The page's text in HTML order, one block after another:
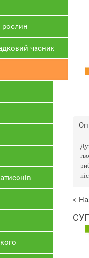
рослин
часник
<